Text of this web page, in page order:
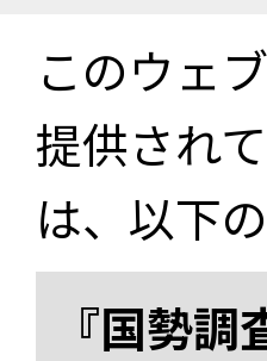
このウェ
提供され
は、以下
『国勢